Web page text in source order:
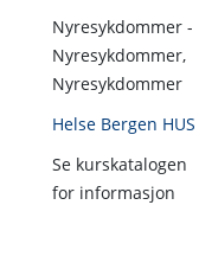
Nyresykdommer -
Nyresykdommer,
Nyresykdommer
Helse Bergen HUS
Se kurskatalogen
for informasjon